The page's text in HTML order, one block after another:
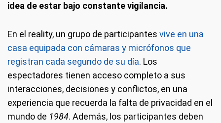
idea de estar bajo constante vigilancia.
En el reality, un grupo de participantes vive en una
casa equipada con cámaras y micrófonos que
registran cada segundo de su día. Los
espectadores tienen acceso completo a sus
interacciones, decisiones y conflictos, en una
experiencia que recuerda la falta de privacidad en el
mundo de 1984. Además, los participantes deben